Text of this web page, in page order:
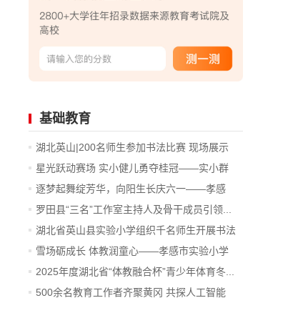
基础教育
湖北英山|200名师生参加书法比赛 现场展示
评...
星光跃动赛场 实小健儿勇夺桂冠——实小群
星...
逐梦起舞绽芳华，向阳生长庆六一——孝感
市...
罗田县“三名”工作室主持人及骨干成员引领...
湖北省英山县实验小学组织千名师生开展书法
比赛
雪场砺成长 体教润童心——孝感市实验小学
学...
2025年度湖北省“体教融合杯”青少年体育冬...
500余名教育工作者齐聚黄冈 共探人工智能